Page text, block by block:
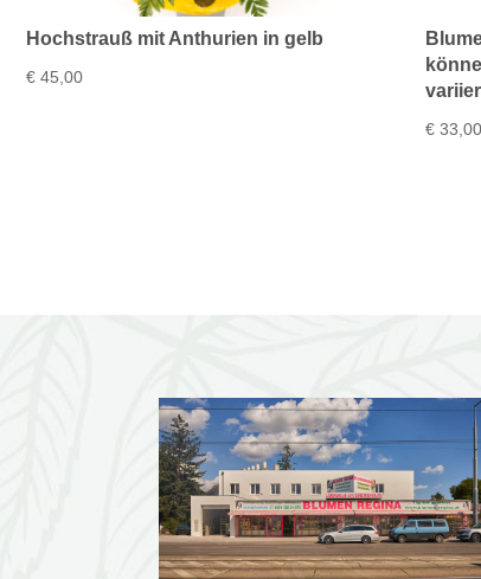
Hochstrauß mit Anthurien in gelb
€ 45,00
€ 33,00